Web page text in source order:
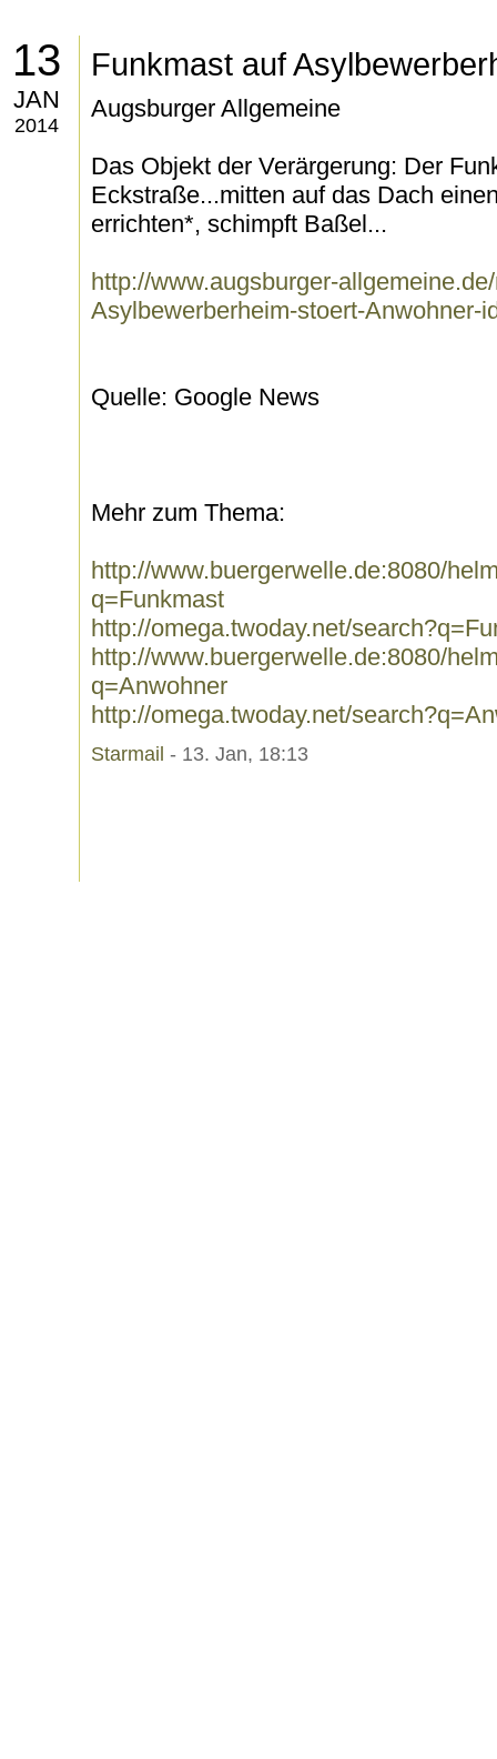
13
JAN
2014
Funkmast auf
Augsburger Allgemeine
Das Objekt der Verärgerung: Der
Eckstraße...mitten auf das Dach
errichten*, schimpft Baßel...
http://www.augsburger-
Asylbewerberheim-stoert-Anwohner-
Quelle: Google News
Mehr zum Thema:
http://www.buergerwelle.de:8080/
q=Funkmast
http://omega.twoday.net/
http://www.buergerwelle.de:8080/
q=Anwohner
http://omega.twoday.net/
Starmail - 13. Jan, 18:13